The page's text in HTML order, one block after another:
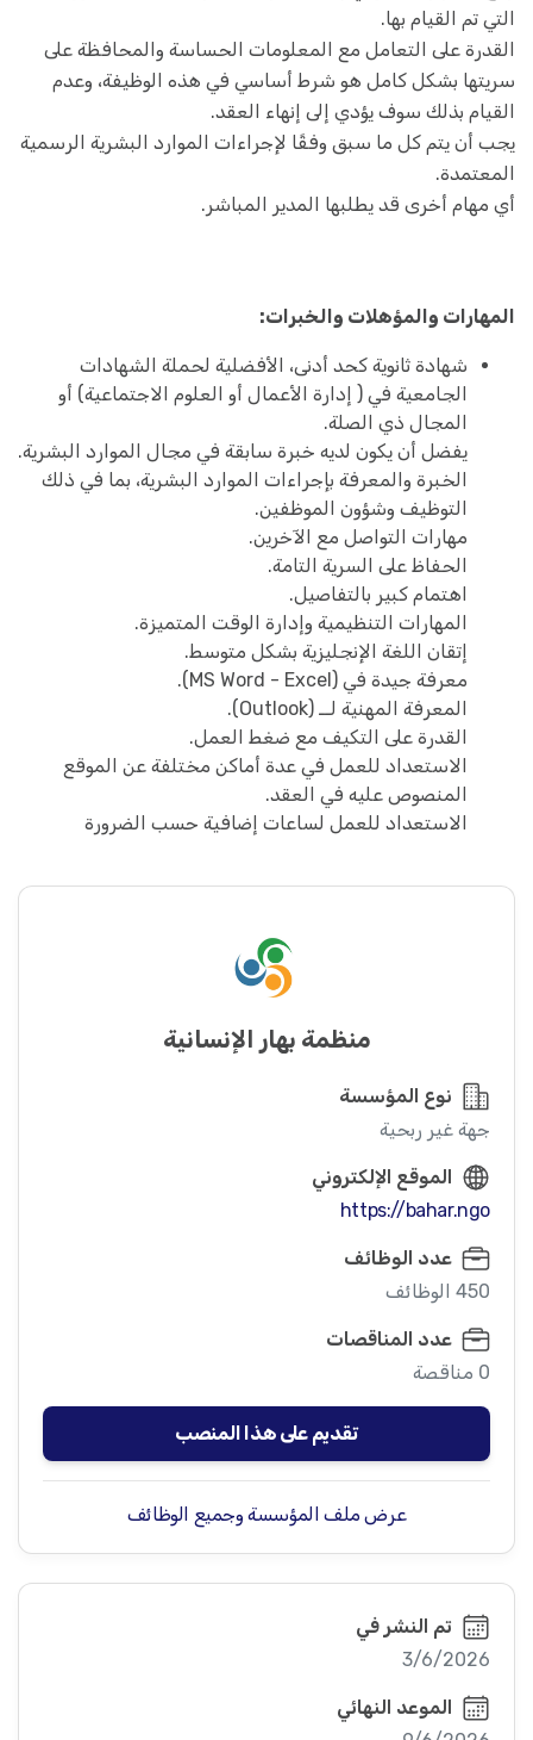
التي تم القيام بها.
القدرة على التعامل مع المعلومات الحساسة والمحافظة على
سريتها بشكل كامل هو شرط أساسي في هذه الوظيفة، وعدم
القيام بذلك سوف يؤدي إلى إنهاء العقد.
يجب أن يتم كل ما سبق وفقًا لإجراءات الموارد البشرية الرسمية
المعتمدة.
أي مهام أخرى قد يطلبها المدير المباشر.
المهارات والمؤهلات والخبرات:
شهادة ثانوية كحد أدنى، الأفضلية لحملة الشهادات
الجامعية في ( إدارة الأعمال أو العلوم الاجتماعية) أو
المجال ذي الصلة.
يفضل أن يكون لديه خبرة سابقة في مجال الموارد البشرية.
الخبرة والمعرفة بإجراءات الموارد البشرية، بما في ذلك
التوظيف وشؤون الموظفين.
مهارات التواصل مع الآخرين.
الحفاظ على السرية التامة.
اهتمام كبير بالتفاصيل.
المهارات التنظيمية وإدارة الوقت المتميزة.
إتقان اللغة الإنجليزية بشكل متوسط.
معرفة جيدة في (MS Word - Excel).
المعرفة المهنية لــ (Outlook).
القدرة على التكيف مع ضغط العمل.
الاستعداد للعمل في عدة أماكن مختلفة عن الموقع
المنصوص عليه في العقد.
الاستعداد للعمل لساعات إضافية حسب الضرورة
منظمة بهار الإنسانية
نوع المؤسسة
جهة غير ربحية
الموقع الإلكتروني
https://bahar.ngo
عدد الوظائف
450 الوظائف
عدد المناقصات
0 مناقصة
تقديم على هذا المنصب
عرض ملف المؤسسة وجميع الوظائف
تم النشر في
3/6/2026
الموعد النهائي